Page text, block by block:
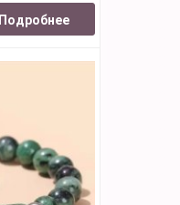
Подробнее